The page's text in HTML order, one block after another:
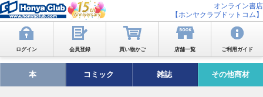
オンライン書店
【ホンヤクラブドットコム】
ログイン 会員登録 買い物かご 店舗一覧 ご利用ガイド
本 コミック 雑誌 その他商材